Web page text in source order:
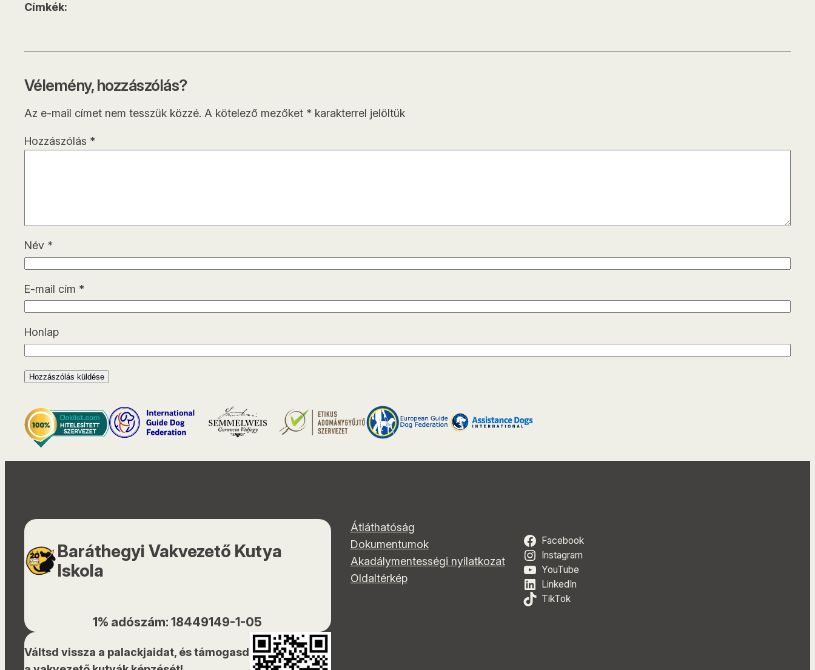
Címkék:
Vélemény, hozzászólás?
Az e-mail címet nem tesszük közzé. A kötelező mezőket * karakterrel jelöltük
Hozzászólás *
Név *
E-mail cím *
Honlap
Baráthegyi Vakvezető Kutya
Iskola
1% adószám: 18449149-1-05
Váltsd vissza a palackjaidat, és támogasd
Átláthatóság
Dokumentumok
Akadálymentességi nyilatkozat
Oldaltérkép
Facebook
Instagram
YouTube
LinkedIn
TikTok